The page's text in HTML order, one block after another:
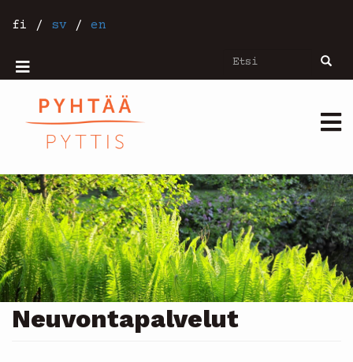
pääsisältöön
fi / sv / en
Etsi Etsi
Mobiilivalikko
Neuvontapalvelut